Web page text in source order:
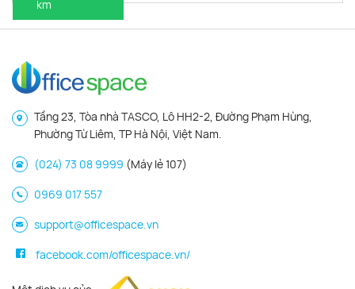
km
Tầng 23, Tòa nhà TASCO, Lô HH2-2, Đường Phạm Hùng,
Phường Từ Liêm, TP Hà Nội, Việt Nam.
(024) 73 08 9999 (Máy lẻ 107)
0969 017 557
support@officespace.vn
facebook.com/officespace.vn/